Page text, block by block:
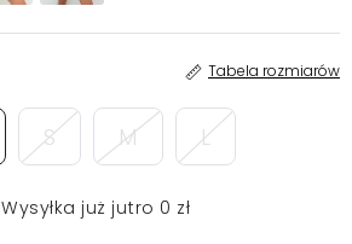
Tabela rozmiarów
S M L
Wysyłka już jutro 0 zł